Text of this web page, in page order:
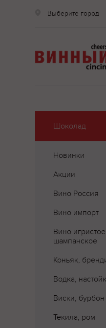
Выберите город
Шоколад
Новинки
Акции
Вино Россия
Вино импорт
Вино
шампанское
Коньяк,
Водка,
Виски, бурбон
Текила, ром